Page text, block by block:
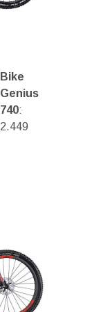
Bike
: